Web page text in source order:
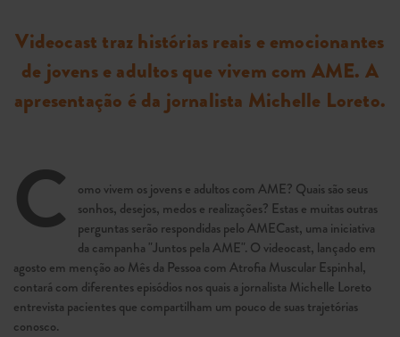
Videocast traz histórias reais e emocionantes
de jovens e adultos que vivem com AME. A
apresentação é da jornalista Michelle Loreto.
C
omo vivem os jovens e adultos com AME? Quais são seus
sonhos, desejos, medos e realizações? Estas e muitas outras
perguntas serão respondidas pelo AMECast, uma iniciativa
da campanha "Juntos pela AME". O videocast, lançado em
agosto em menção ao Mês da Pessoa com Atrofia Muscular Espinhal,
contará com diferentes episódios nos quais a jornalista Michelle Loreto
entrevista pacientes que compartilham um pouco de suas trajetórias
conosco.